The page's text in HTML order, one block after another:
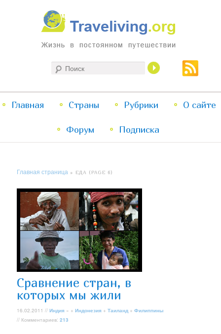
Traveliving
Жизнь в постоянном путешествии
меню
Перейти
к
Перейти
к
Главная Страны Рубрики О сайте
Форум Подписка
Главная страница » ЕДА (PAGE 6)
Сравнение стран, в
которых мы жили
16.02.2011 //Индия » +Индонезия +Таиланд +Филиппины
// Комментариев:213